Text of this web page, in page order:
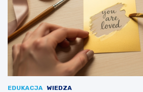
EDUKACJA WIEDZA